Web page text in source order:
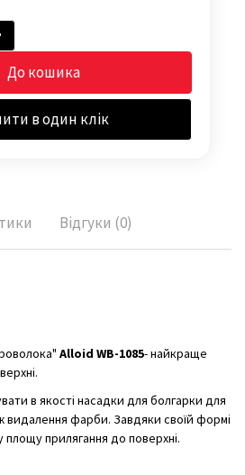
До кошика
в один клік
Відгуки (0)
Alloid WB-1085- найкраще
в якості насадки для болгарки для
видалення фарби. Завдяки своїй формі
площу прилягання до поверхні.